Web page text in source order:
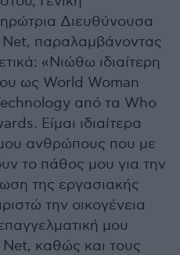
Διευθύνουσα
παραλαμβάνοντας
«Νιώθω ιδιαίτερη
ως World Woman
από τα Who
Είμαι ιδιαίτερα
ανθρώπους που με
το πάθος μου για την
της εργασιακής
την οικογένεια
μου
Net, καθώς και τους